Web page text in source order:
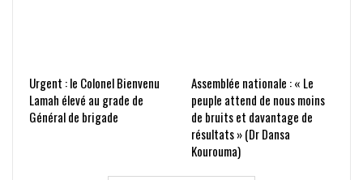
Urgent : le Colonel Bienvenu
Lamah élevé au grade de
Général de brigade
Assemblée nationale : « Le
peuple attend de nous moins
de bruits et davantage de
résultats » (Dr Dansa
Kourouma)